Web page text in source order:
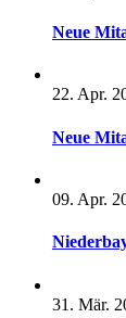
Neue
22. Apr.
Neue
09. Apr.
31. Mär.